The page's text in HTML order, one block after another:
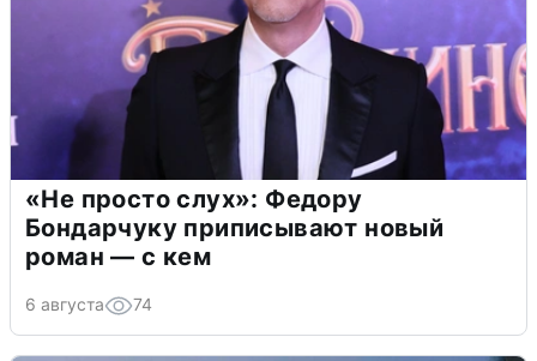
«Не просто слух»: Федору
Бондарчуку приписывают новый
роман — с кем
6 августа 74